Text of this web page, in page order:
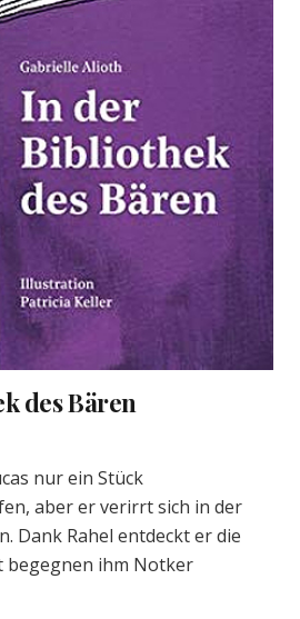
des Bären
nur ein Stück
aber er verirrt sich in der
Dank Rahel entdeckt er die
ihm Notker